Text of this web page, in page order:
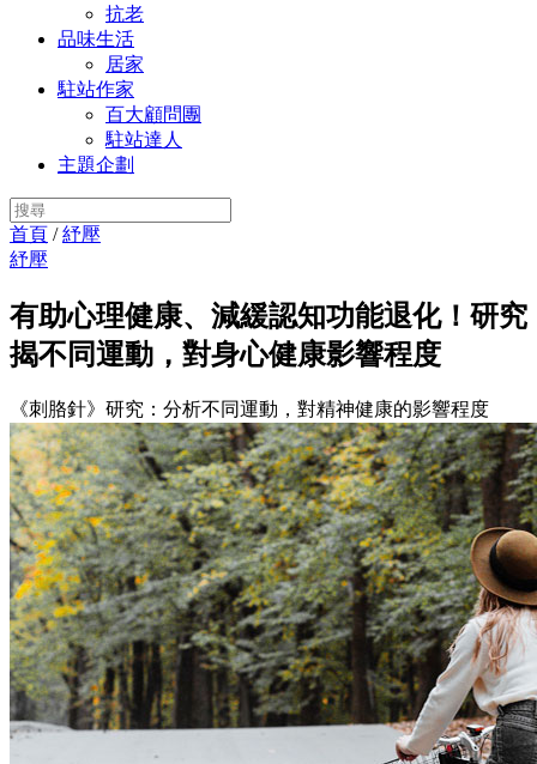
抗老
品味生活
居家
駐站作家
百大顧問團
駐站達人
主題企劃
首頁 /紓壓
紓壓
有助心理健康、減緩認知功能退化！研究
揭不同運動，對身心健康影響程度
《刺胳針》研究：分析不同運動，對精神健康的影響程度